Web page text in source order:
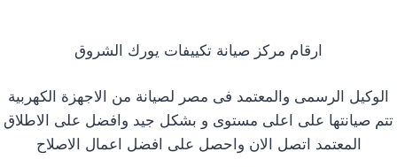
ارقام مركز صيانة تكييفات يورك الشروق
الوكيل الرسمى والمعتمد فى مصر لصيانة من الاجهزة الكهربية
تتم صيانتها على اعلى مستوى و بشكل جيد وافضل على الاطلاق
المعتمد اتصل الان واحصل على افضل اعمال الاصلاح